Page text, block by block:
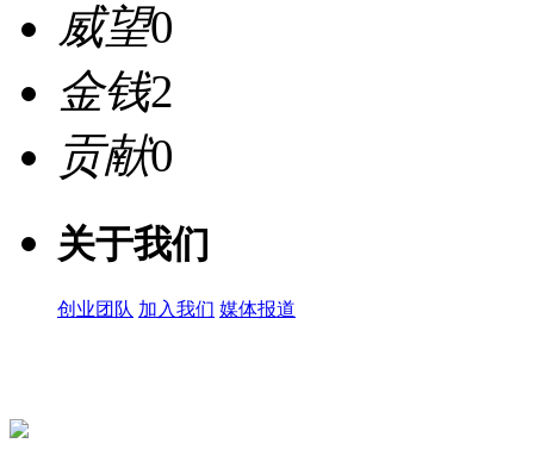
威望0
金钱2
贡献0
关于我们
创业团队 加入我们 媒体报道